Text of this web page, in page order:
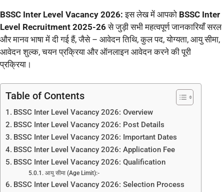
BSSC Inter Level Vacancy 2026: इस लेख में आपको BSSC Inter
Level Recruitment 2025-26से जुड़ी सभी महत्वपूर्ण जानकारियाँ सरल
और मानव भाषा में दी गई हैं, जैसे – आवेदन तिथि, कुल पद, योग्यता, आयु सीमा,
आवेदन शुल्क, चयन प्रक्रिया और ऑनलाइन आवेदन करने की पूरी
प्रक्रिया।
Table of Contents
BSSC Inter Level Vacancy 2026: Overview
BSSC Inter Level Vacancy 2026: Post Details
BSSC Inter Level Vacancy 2026: Important Dates
BSSC Inter Level Vacancy 2026: Application Fee
BSSC Inter Level Vacancy 2026: Qualification
आयु सीमा (Age Limit):-
BSSC Inter Level Vacancy 2026: Selection Process